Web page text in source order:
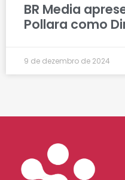
BR Media
Pollara como
9 de dezembro de 2024